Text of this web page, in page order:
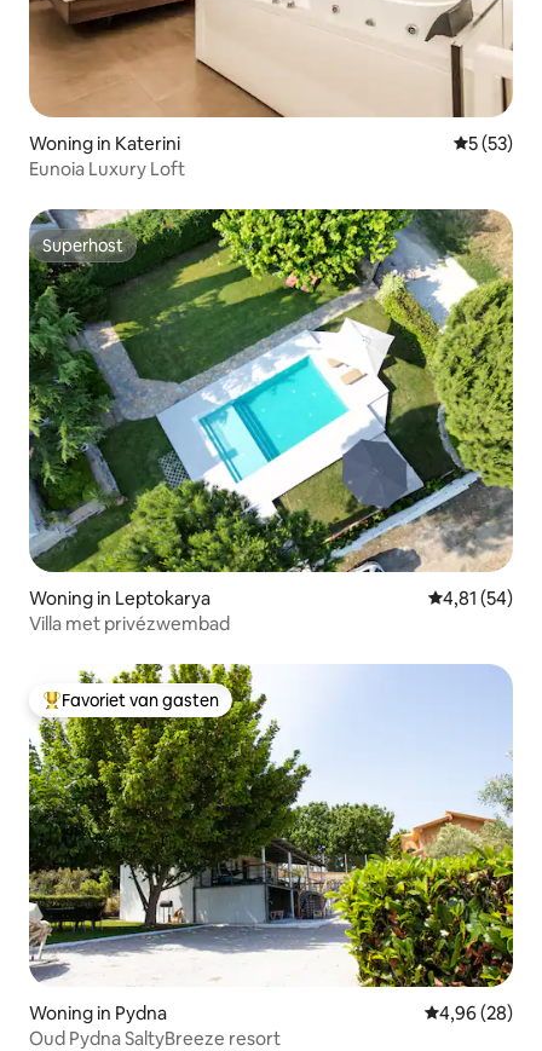
Woning in Katerini
5 (53)
Eunoia Luxury Loft
Superhost
Superhost
Woning in Leptokarya Gemiddelde
4,81 (54)
Villa met privézwembad
Topfavoriet van gasten
Favoriet van gasten
Woning in Pydna Gemiddelde
4,96 (28)
Oud Pydna SaltyBreeze resort